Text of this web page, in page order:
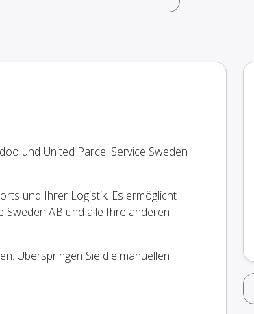
und United Parcel Service Sweden
und Ihrer Logistik. Es ermöglicht
Sweden AB und alle Ihre anderen
Überspringen Sie die manuellen